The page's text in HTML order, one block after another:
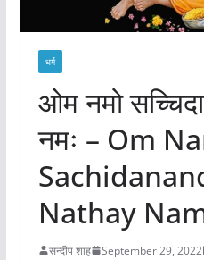
धर्म
ओम नमो
नमः – Om
Nathay
सन्दीप शाह September 29, 2022